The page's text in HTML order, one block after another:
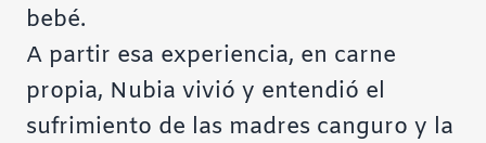
bebé.
A partir esa experiencia, en carne
propia, Nubia vivió y entendió el
sufrimiento de las madres canguro y la